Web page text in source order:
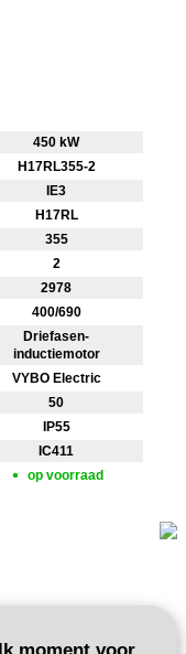
450 kW
H17RL355-2
IE3
H17RL
355
2
2978
400/690
Driefasen-
inductiemotor
VYBO Electric
50
IP55
IC411
op voorraad